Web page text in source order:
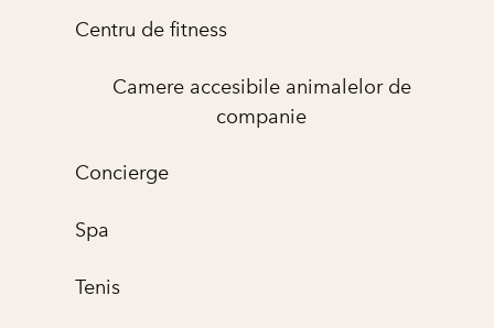
Centru de fitness
Camere accesibile animalelor de
companie
Concierge
Spa
Tenis